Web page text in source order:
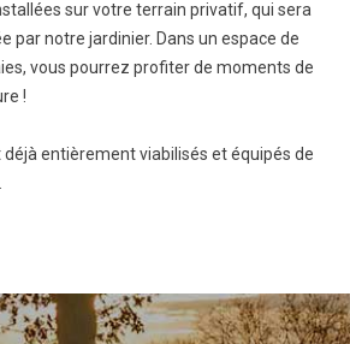
sur votre terrain privatif, qui sera
par notre jardinier. Dans un espace de
vous pourrez profiter de moments de
!
entièrement viabilisés et équipés de